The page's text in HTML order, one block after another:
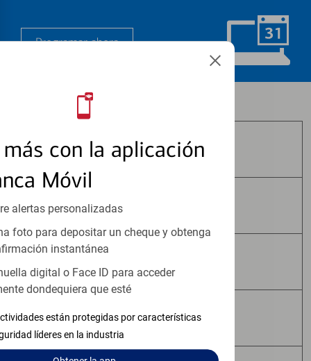
con la aplicación
Móvil
alertas personalizadas
foto para depositar un cheque y obtenga
instantánea
digital o Face ID para acceder
dondequiera que esté
están protegidas por características
líderes en la industria
Programar ahora
Los productos de inversión y seguros:
No Están Asegurados por FDIC
No Tienen Garantía Bancaria
No Constituyen Depósitos